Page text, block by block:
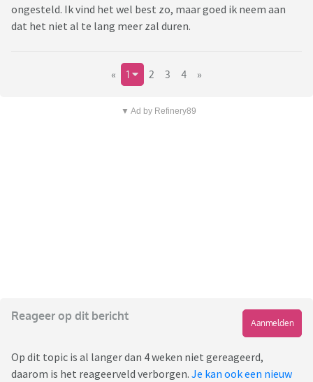
ongesteld. Ik vind het wel best zo, maar goed ik neem aan
dat het niet al te lang meer zal duren.
« 1 2 3 4 »
▼ Ad by Refinery89
Reageer op dit bericht
Aanmelden
Op dit topic is al langer dan 4 weken niet gereageerd,
daarom is het reageerveld verborgen. Je kan ook een nieuw